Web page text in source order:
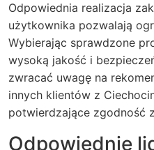
Odpowiednia realizacja
użytkownika pozwalają
Wybierając sprawdzone
wysoką jakość i
zwracać uwagę na
innych klientów z
potwierdzające zgodność
Odpowiednie